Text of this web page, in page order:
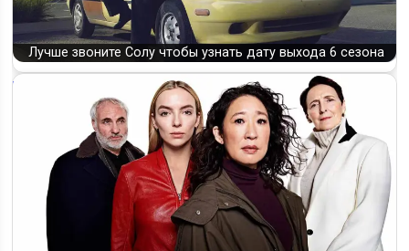
Лучше звоните Солу чтобы узнать дату выхода 6 сезона